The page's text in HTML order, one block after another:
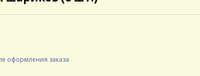
оформления заказа